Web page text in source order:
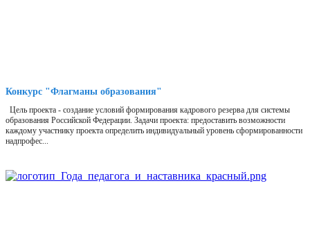
Конкурс "Флагманы образования"
Цель проекта - создание условий формирования кадрового резерва для системы
образования Российской Федерации. Задачи проекта: предоставить возможности
каждому участнику проекта определить индивидуальный уровень сформированности
надпрофес...